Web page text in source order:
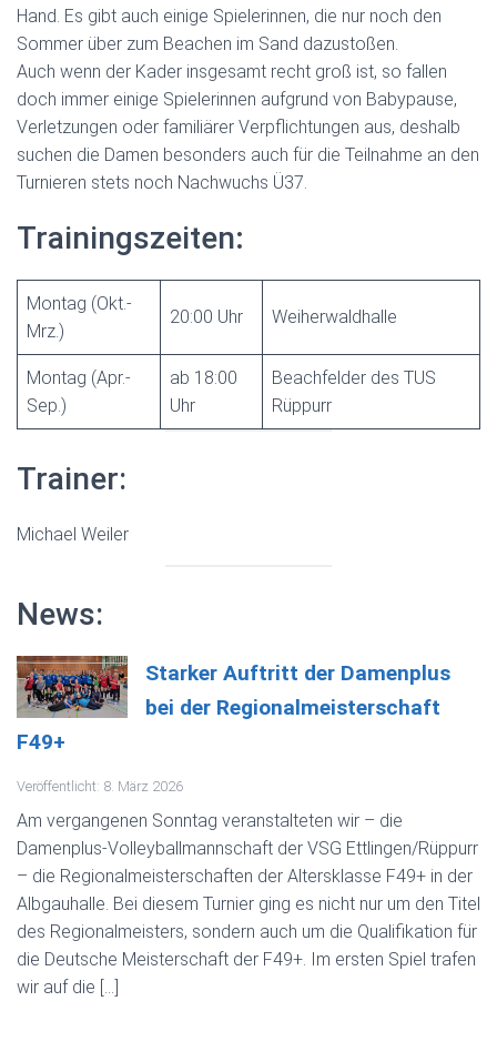
Hand. Es gibt auch einige Spielerinnen, die nur noch den
Sommer über zum Beachen im Sand dazustoßen.
Auch wenn der Kader insgesamt recht groß ist, so fallen
doch immer einige Spielerinnen aufgrund von Babypause,
Verletzungen oder familiärer Verpflichtungen aus, deshalb
suchen die Damen besonders auch für die Teilnahme an den
Turnieren stets noch Nachwuchs Ü37.
Trainingszeiten:
Montag (Okt.-
Mrz.)
20:00 Uhr Weiherwaldhalle
Montag (Apr.-
Sep.)
ab 18:00
Uhr
Beachfelder des TUS
Rüppurr
Trainer:
Michael Weiler
News:
Starker Auftritt der Damenplus
bei der Regionalmeisterschaft
F49+
Veröffentlicht: 8. März 2026
Am vergangenen Sonntag veranstalteten wir – die
Damenplus-Volleyballmannschaft der VSG Ettlingen/Rüppurr
– die Regionalmeisterschaften der Altersklasse F49+ in der
Albgauhalle. Bei diesem Turnier ging es nicht nur um den Titel
des Regionalmeisters, sondern auch um die Qualifikation für
die Deutsche Meisterschaft der F49+. Im ersten Spiel trafen
wir auf die […]